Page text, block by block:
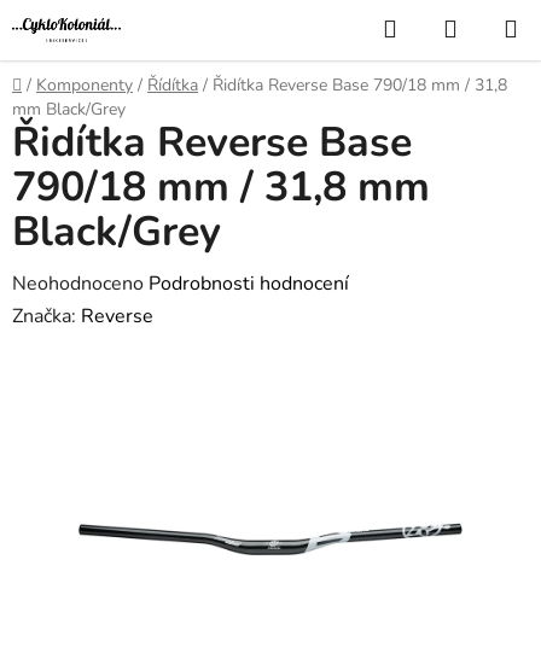
Přejít
na
obsah
Hledat
KOŠÍK
Domů
/ Komponenty / Řídítka / Řidítka Reverse Base 790/18 mm / 31,8
mm Black/Grey
Řidítka Reverse Base
790/18 mm / 31,8 mm
Black/Grey
Průměrné
hodnocení
Neohodnoceno Podrobnosti hodnocení
Značka: Reverse